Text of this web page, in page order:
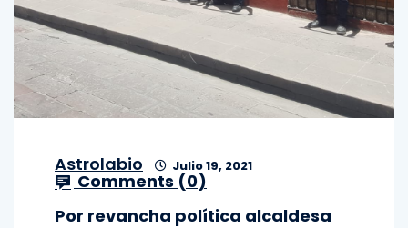
Astrolabio Julio 19, 2021
Comments (0)
Por revancha política alcaldesa